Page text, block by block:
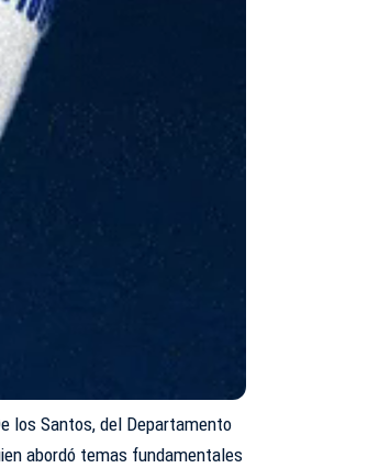
los Santos, del Departamento
abordó temas fundamentales